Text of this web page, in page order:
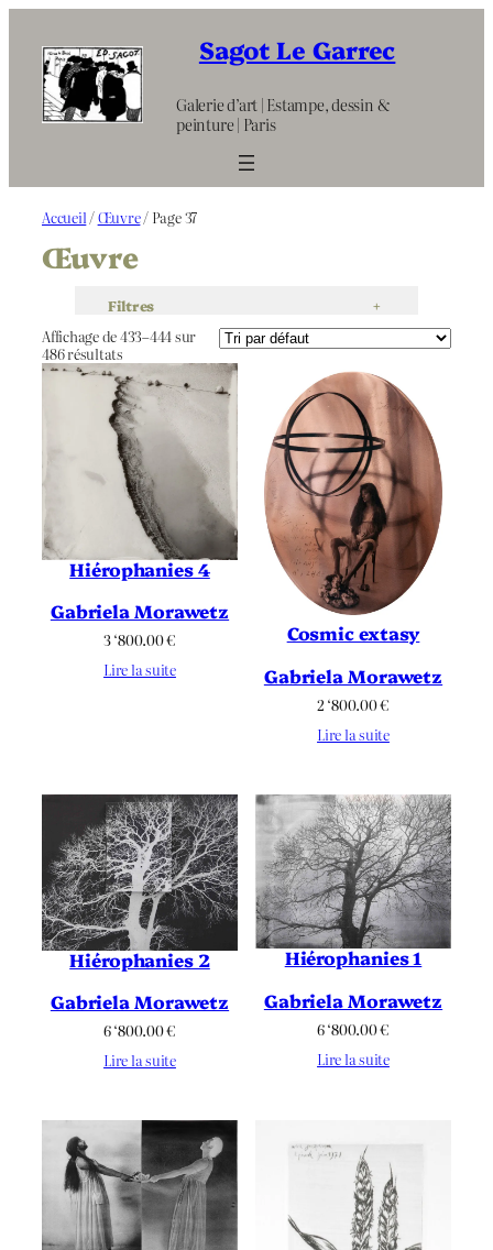
contenu
Sagot Le Garrec
Galerie d’art | Estampe, dessin &
peinture | Paris
Accueil /Œuvre/ Page 37
Œuvre
Filtres +
Affichage de 433–444 sur
486 résultats
Hiérophanies 4
Gabriela Morawetz
3 ‘800.00€
Lire la suite
Cosmic extasy
Gabriela Morawetz
2 ‘800.00€
Lire la suite
Hiérophanies 2
Gabriela Morawetz
6 ‘800.00€
Lire la suite
Hiérophanies 1
Gabriela Morawetz
6 ‘800.00€
Lire la suite